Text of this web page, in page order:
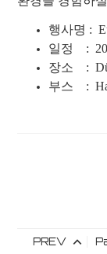
행사명 :
일정 :
장소 :
부스 :
PREV